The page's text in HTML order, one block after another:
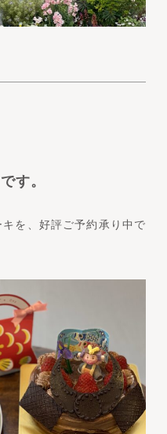
す。
を、好評ご予約承り中で